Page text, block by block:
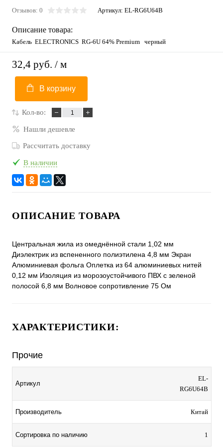
Отзывов: 0 Артикул: EL-RG6U64B
Описание товара:
Кабель ELECTRONICS RG-6U 64% Premium черный
32,4 руб. / м
В корзину
Кол-во:
Нашли дешевле
Рассчитать доставку
В наличии
ОПИСАНИЕ ТОВАРА
Центральная жила из омеднённой стали 1,02 мм
Диэлектрик из вспененного полиэтилена 4,8 мм Экран
Алюминиевая фольга Оплетка из 64 алюминиевых нитей
0,12 мм Изоляция из морозоустойчивого ПВХ с зеленой
полосой 6,8 мм Волновое сопротивление 75 Ом
ХАРАКТЕРИСТИКИ:
Прочие
Артикул
EL-
RG6U64B
Производитель Китай
Сортировка по наличию 1